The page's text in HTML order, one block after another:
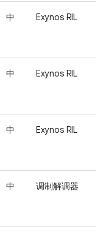
中 Exynos RIL
中 Exynos RIL
中 Exynos RIL
中 调制解调器